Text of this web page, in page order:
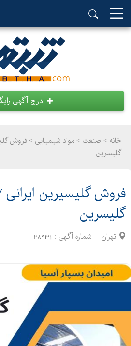
درج آگهی
خانه > صنعت > مواد شیمیایی > فروش
گلیسرین
فروش گلیسیرین
گلیسرین
تهران شماره آگهی : 28931